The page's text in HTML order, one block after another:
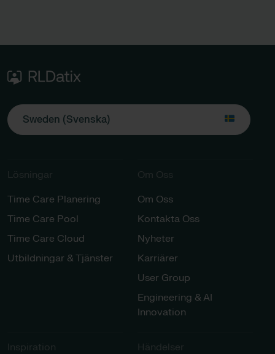
Sweden (Svenska)
Lösningar​​
Time Care Planering
Time Care Pool
Time Care Cloud
Utbildningar & Tjänster​
Om Oss
Om Oss
Kontakta Oss
Nyheter
Karriärer​
User Group
Engineering & AI
Innovation
Inspiration​
Händelser​